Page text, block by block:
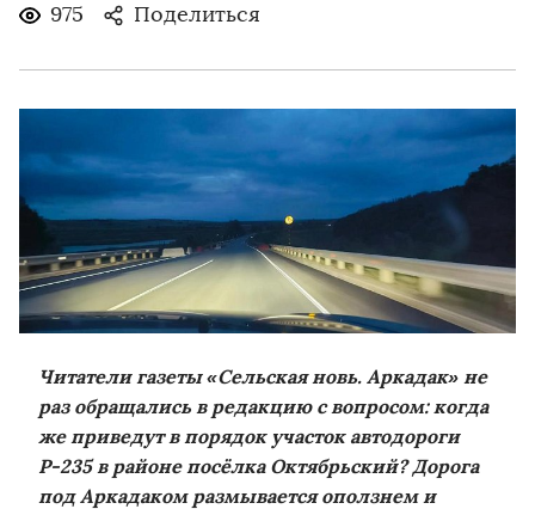
975 Поделиться
Читатели газеты «Сельская новь. Аркадак» не
раз обращались в редакцию с вопросом: когда
же приведут в порядок участок автодороги
Р-235 в районе посёлка Октябрьский? Дорога
под Аркадаком размывается оползнем и